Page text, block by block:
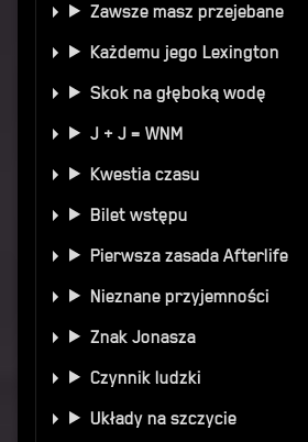
Zawsze masz przejebane
Każdemu jego Lexington
Skok na głęboką wodę
J + J = WNM
Kwestia czasu
Bilet wstępu
Pierwsza zasada Afterlife
Nieznane przyjemności
Znak Jonasza
Czynnik ludzki
Układy na szczycie